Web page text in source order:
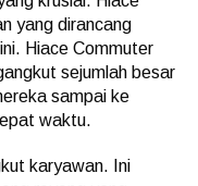
yang dirancang
Hiace Commuter
sejumlah besar
sampai ke
waktu.
karyawan. Ini